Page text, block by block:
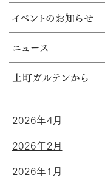
イベントのお知らせ
ニュース
上町ガルテンから
2026年4月
2026年2月
2026年1月